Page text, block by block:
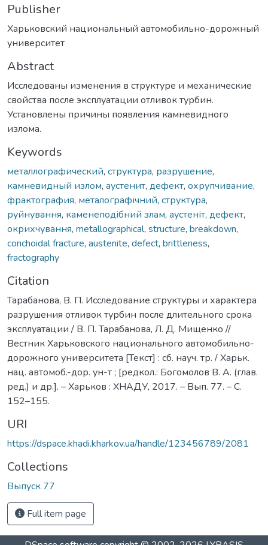
Publisher
Харьковский национальный автомобильно-дорожный
университет
Abstract
Исследованы изменения в структуре и механические
свойства после эксплуатации отливок турбин.
Установлены причины появления камневидного
излома.
Keywords
металлографический, структура, разрушение,
камневидный излом, аустенит, дефект, охрупчивание,
фрактография, металографічний, структура,
руйнування, каменеподібний злам, аустеніт, дефект,
окрихчування, metallographical, structure, breakdown,
conchoidal fracture, austenite, defect, brittleness,
fractography
Citation
Тарабанова, В. П. Исследование структуры и характера
разрушения отливок турбин после длительного срока
эксплуатации / В. П. Тарабанова, Л. Д. Мищенко //
Вестник Харьковского национального автомобильно-
дорожного университета [Текст] : сб. науч. тр. / Харьк.
нац. автомоб.-дор. ун-т ; [редкол.: Богомолов В. А. (глав.
ред.) и др.]. – Харьков : ХНАДУ, 2017. – Вып. 77. – C.
152–155.
URI
https://dspace.khadi.kharkov.ua/handle/123456789/2081
Collections
Выпуск 77
Full item page